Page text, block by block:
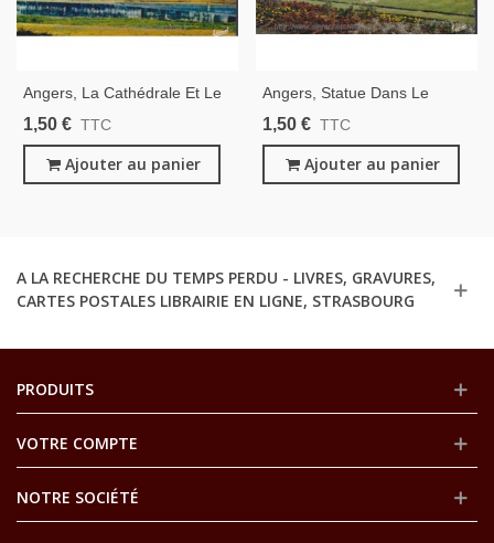
Angers, La Cathédrale Et Le
Château Surplombant La
Département 49 Maine-Et-
Loire
1,50 € TTC
Ajouter au panier
Angers, Statue Dans Le
Jardin Du Mail - Carte
Maine-Et-Loire
1,50 € TTC
Ajouter au panier
A LA RECHERCHE DU TEMPS PERDU - LIVRES, GRAVURES,
CARTES POSTALES LIBRAIRIE EN LIGNE, STRASBOURG
PRODUITS
VOTRE COMPTE
NOTRE SOCIÉTÉ